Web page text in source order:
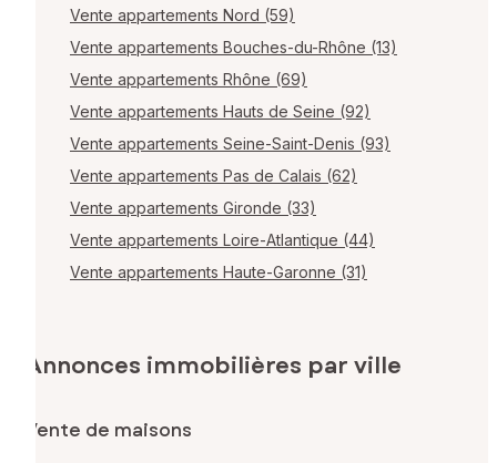
Vente appartements Nord (59)
Vente appartements Bouches-du-Rhône (13)
Vente appartements Rhône (69)
Vente appartements Hauts de Seine (92)
Vente appartements Seine-Saint-Denis (93)
Vente appartements Pas de Calais (62)
Vente appartements Gironde (33)
Vente appartements Loire-Atlantique (44)
Vente appartements Haute-Garonne (31)
Annonces immobilières par ville
Vente de maisons